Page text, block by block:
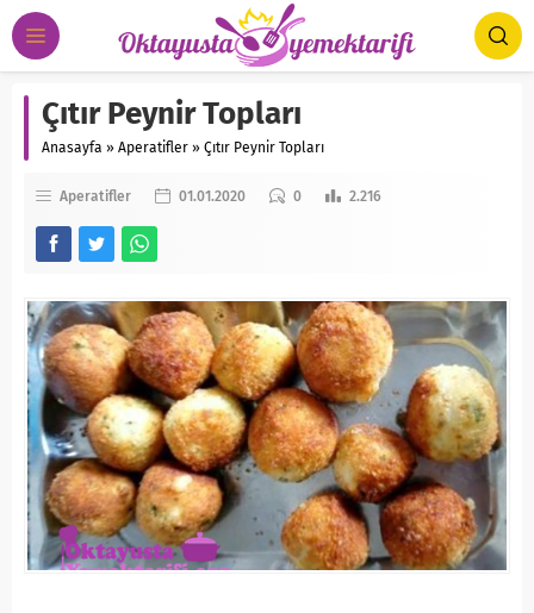
Çıtır Peynir Topları
Anasayfa » Aperatifler » Çıtır Peynir Topları
Aperatifler 01.01.2020 0 2.216